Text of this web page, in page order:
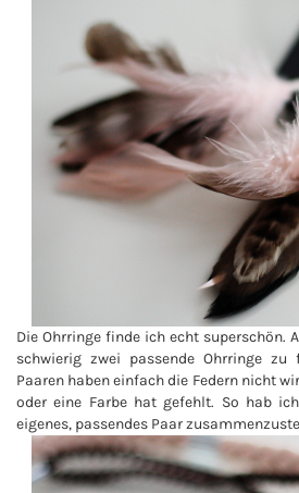
Die Ohrringe finde ich echt superschön.
schwierig zwei passende Ohrringe
Paaren haben einfach die Federn nicht
oder eine Farbe hat gefehlt. So hab
eigenes, passendes Paar